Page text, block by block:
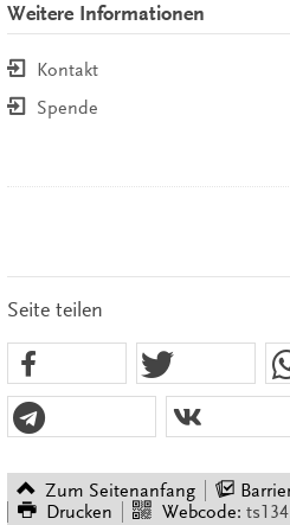
Weitere Informationen
Kontakt
Spende
Seite teilen
Zum Seitenanfang
Drucken
Webcode: